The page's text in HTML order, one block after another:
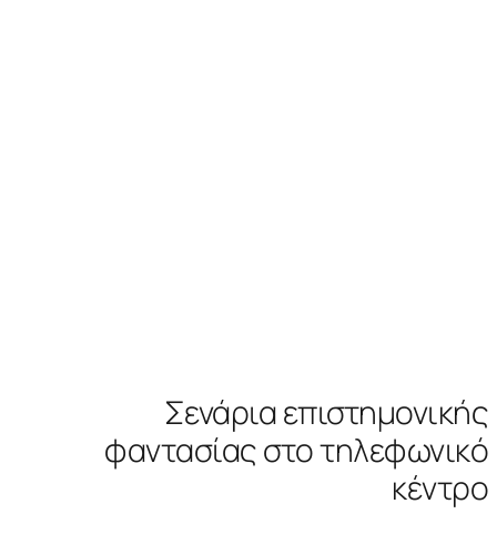
Σενάρια επιστημονικής
φαντασίας στο τηλεφωνικό
κέντρο